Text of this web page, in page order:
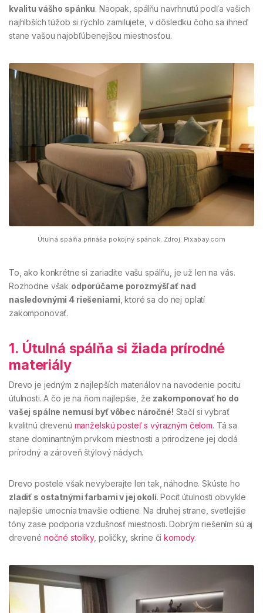
kvalitu vášho spánku. Naopak, spálňu navrhnutú podľa vašich
najhlbších túžob si rýchlo zamilujete, v dôsledku čoho sa ihneď
stane vašou najobľúbenejšou miestnosťou.
Útulná spálňa prináša pokojný spánok. Zdroj: Pixabay.com
To, ako konkrétne si zariadite vašu spálňu, je už len na vás.
Rozhodne však odporúčame porozmýšľať nad
nasledovnými 4 riešeniami , ktoré sa do nej oplatí
zakomponovať.
1. Útulná spálňa si žiada prírodné
materiály
Drevo je jedným z najlepších materiálov na navodenie pocitu
útulnosti. A čo je na ňom najlepšie, že zakomponovať ho do
vašej spálne nemusí byť vôbec náročné! Stačí si vybrať
kvalitnú drevenú manželskú posteľ s výrazným čelom. Tá sa
stane dominantným prvkom miestnosti a prirodzene jej dodá
prírodný a zároveň štýlový nádych.
Drevo postele však nevyberajte len tak, náhodne. Skúste ho
zladiť s ostatnými farbami v jej okolí. Pocit útulnosti obvykle
najlepšie umocnia tmavšie odtiene. Na druhej strane, svetlejšie
tóny zase podporia vzdušnosť miestnosti. Dobrým riešením sú aj
drevené nočné stolíky, poličky, skrine čikomody.